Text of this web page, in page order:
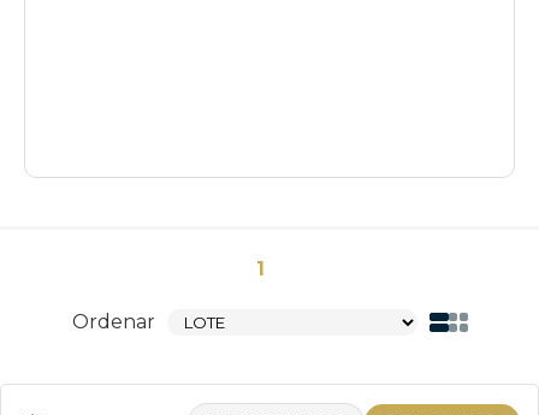
1
Ordenar